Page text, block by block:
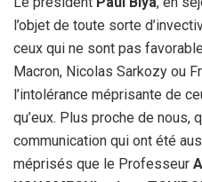
l’objet de toute sorte
ceux qui ne sont pas
Macron, Nicolas Sarkozy ou
l’intolérance méprisante de
qu’eux. Plus proche de
communication qui ont été
méprisés que le Professeur